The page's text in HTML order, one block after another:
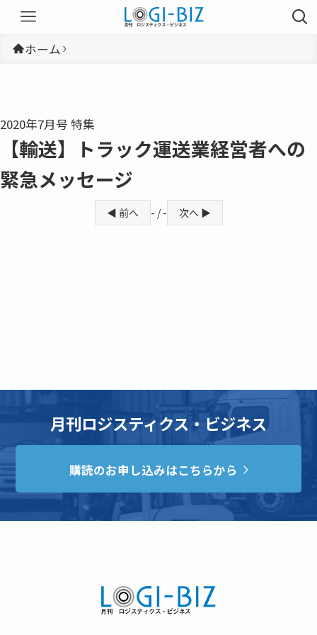
ホーム
2020年7月号 特集
【輸送】トラック運送業経営者への
緊急メッセージ
◀ 前へ - / - 次へ ▶
月刊ロジスティクス・ビジネス
購読のお申し込みはこちらから